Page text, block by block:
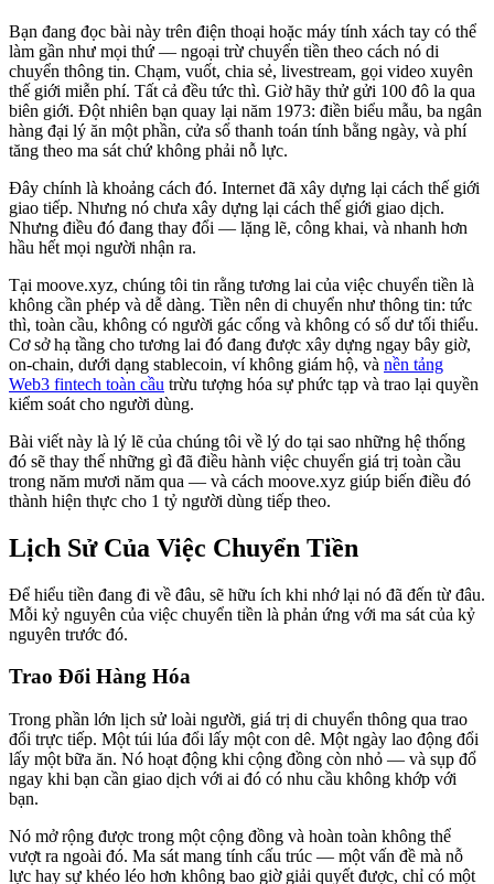
Bạn đang đọc bài này trên điện thoại hoặc máy tính xách tay có thể
làm gần như mọi thứ — ngoại trừ chuyển tiền theo cách nó di
chuyển thông tin. Chạm, vuốt, chia sẻ, livestream, gọi video xuyên
thế giới miễn phí. Tất cả đều tức thì. Giờ hãy thử gửi 100 đô la qua
biên giới. Đột nhiên bạn quay lại năm 1973: điền biểu mẫu, ba ngân
hàng đại lý ăn một phần, cửa sổ thanh toán tính bằng ngày, và phí
tăng theo ma sát chứ không phải nỗ lực.
Đây chính là khoảng cách đó. Internet đã xây dựng lại cách thế giới
giao tiếp. Nhưng nó chưa xây dựng lại cách thế giới giao dịch.
Nhưng điều đó đang thay đổi — lặng lẽ, công khai, và nhanh hơn
hầu hết mọi người nhận ra.
Tại moove.xyz, chúng tôi tin rằng tương lai của việc chuyển tiền là
không cần phép và dễ dàng. Tiền nên di chuyển như thông tin: tức
thì, toàn cầu, không có người gác cổng và không có số dư tối thiểu.
Cơ sở hạ tầng cho tương lai đó đang được xây dựng ngay bây giờ,
on-chain, dưới dạng stablecoin, ví không giám hộ, và nền tảng
Web3 fintech toàn cầu trừu tượng hóa sự phức tạp và trao lại quyền
kiểm soát cho người dùng.
Bài viết này là lý lẽ của chúng tôi về lý do tại sao những hệ thống
đó sẽ thay thế những gì đã điều hành việc chuyển giá trị toàn cầu
trong năm mươi năm qua — và cách moove.xyz giúp biến điều đó
thành hiện thực cho 1 tỷ người dùng tiếp theo.
Lịch Sử Của Việc Chuyển Tiền
Để hiểu tiền đang đi về đâu, sẽ hữu ích khi nhớ lại nó đã đến từ đâu.
Mỗi kỷ nguyên của việc chuyển tiền là phản ứng với ma sát của kỷ
nguyên trước đó.
Trao Đổi Hàng Hóa
Trong phần lớn lịch sử loài người, giá trị di chuyển thông qua trao
đổi trực tiếp. Một túi lúa đổi lấy một con dê. Một ngày lao động đổi
lấy một bữa ăn. Nó hoạt động khi cộng đồng còn nhỏ — và sụp đổ
ngay khi bạn cần giao dịch với ai đó có nhu cầu không khớp với
bạn.
Nó mở rộng được trong một cộng đồng và hoàn toàn không thể
vượt ra ngoài đó. Ma sát mang tính cấu trúc — một vấn đề mà nỗ
lực hay sự khéo léo hơn không bao giờ giải quyết được, chỉ có một